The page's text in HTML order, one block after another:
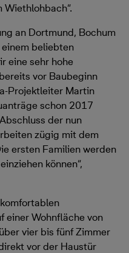
an Dortmund, Bochum
beliebten
eine sehr hohe
vor Baubeginn
Projektleiter Martin
schon 2017
der nun
zügig mit dem
ersten Familien werden
können“,
einer Wohnfläche von
vier bis fünf Zimmer
vor der Haustür